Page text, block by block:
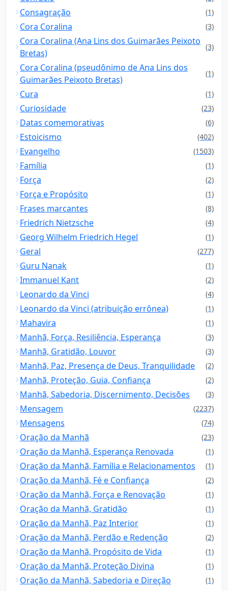
Consagração (1)
Cora Coralina (3)
Cora Coralina (Ana Lins dos Guimarães Peixoto
Bretas)
(3)
Cora Coralina (pseudônimo de Ana Lins dos
Guimarães Peixoto Bretas)
(1)
Cura (1)
Curiosidade (23)
Datas comemorativas (6)
Estoicismo (402)
Evangelho (1503)
Família (1)
Força (2)
Força e Propósito (1)
Frases marcantes (8)
Friedrich Nietzsche (4)
Georg Wilhelm Friedrich Hegel (1)
Geral (277)
Guru Nanak (1)
Immanuel Kant (2)
Leonardo da Vinci (4)
Leonardo da Vinci (atribuição errônea) (1)
Mahavira (1)
Manhã, Força, Resiliência, Esperança (3)
Manhã, Gratidão, Louvor (3)
Manhã, Paz, Presença de Deus, Tranquilidade (2)
Manhã, Proteção, Guia, Confiança (2)
Manhã, Sabedoria, Discernimento, Decisões (3)
Mensagem (2237)
Mensagens (74)
Oração da Manhã (23)
Oração da Manhã, Esperança Renovada (1)
Oração da Manhã, Família e Relacionamentos (1)
Oração da Manhã, Fé e Confiança (2)
Oração da Manhã, Força e Renovação (1)
Oração da Manhã, Gratidão (1)
Oração da Manhã, Paz Interior (1)
Oração da Manhã, Perdão e Redenção (2)
Oração da Manhã, Propósito de Vida (1)
Oração da Manhã, Proteção Divina (1)
Oração da Manhã, Sabedoria e Direção (1)